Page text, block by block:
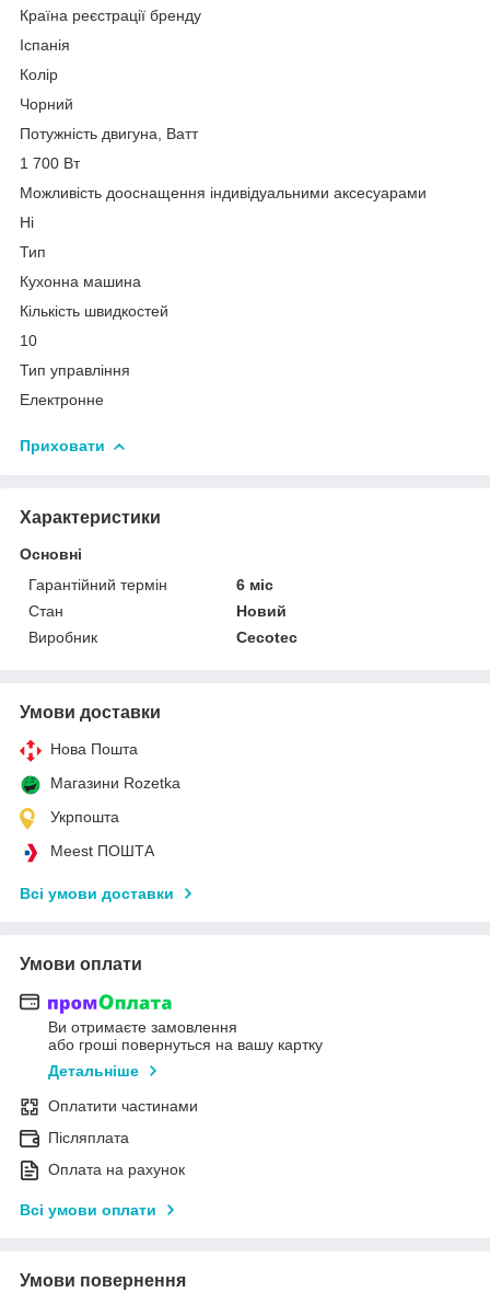
Країна реєстрації бренду
Іспанія
Колір
Чорний
Потужність двигуна, Ватт
1 700 Вт
Можливість дооснащення індивідуальними аксесуарами
Ні
Тип
Кухонна машина
Кількість швидкостей
10
Тип управління
Електронне
Приховати
Характеристики
Основні
Гарантійний термін
6 міс
Стан
Новий
Виробник
Cecotec
Умови доставки
Нова Пошта
Магазини Rozetka
Укрпошта
Meest ПОШТА
Всі умови доставки
Умови оплати
Ви отримаєте замовлення
або гроші повернуться на вашу картку
Детальніше
Оплатити частинами
Післяплата
Оплата на рахунок
Всі умови оплати
Умови повернення